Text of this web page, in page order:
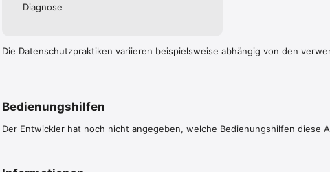
Diagnose
Die Datenschutzpraktiken variieren beispielsweise abhängig von den
Bedienungshilfen
Der Entwickler hat noch nicht angegeben, welche Bedienungshilfen diese